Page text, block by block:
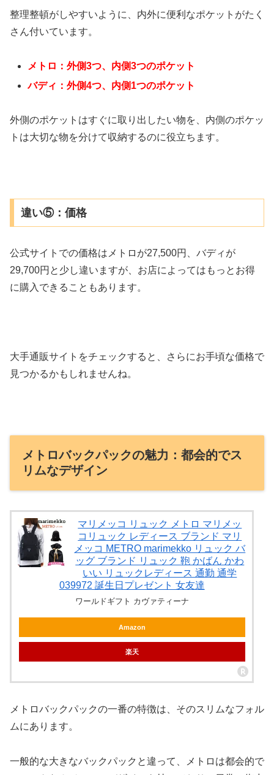
整理整頓がしやすいように、内外に便利なポケットがたく
さん付いています。
メトロ：外側3つ、内側3つのポケット
バディ：外側4つ、内側1つのポケット
外側のポケットはすぐに取り出したい物を、内側のポケッ
トは大切な物を分けて収納するのに役立ちます。
違い⑤：価格
公式サイトでの価格はメトロが27,500円、バディが
29,700円と少し違いますが、お店によってはもっとお得
に購入できることもあります。
大手通販サイトをチェックすると、さらにお手頃な価格で
見つかるかもしれませんね。
メトロバックパックの魅力：都会的でス
リムなデザイン
マリメッコ リュック メトロ マリメッ
コリュック レディース ブランド マリ
メッコ METRO marimekko リュック バ
ッグ ブランド リュック 鞄 かばん かわ
いい リュックレディース 通勤 通学
039972 誕生日プレゼント 女友達
ワールドギフト カヴァティーナ
Amazon
楽天
メトロバックパックの一番の特徴は、そのスリムなフォル
ムにあります。
一般的な大きなバックパックと違って、メトロは都会的で